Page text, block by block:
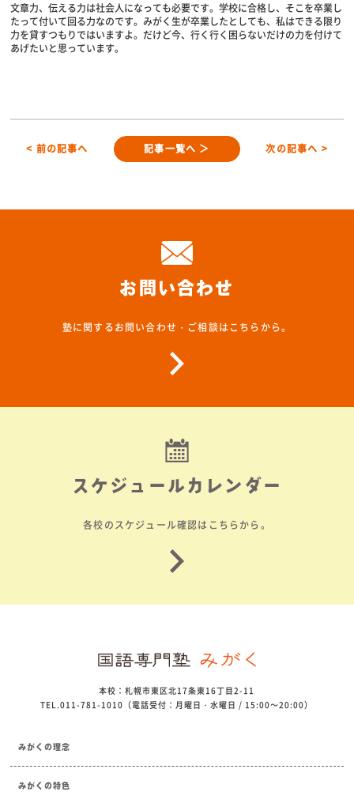
文章力、伝える力は社会人になっても必要です。学校に合格し、そこを卒業し
たって付いて回る力なのです。みがく生が卒業したとしても、私はできる限り
力を貸すつもりではいますよ。だけど今、行く行く困らないだけの力を付けて
あげたいと思っています。
< 前の記事へ 記事一覧へ ＞ 次の記事へ >
お問い合わせ
塾に関するお問い合わせ・ご相談はこちらから。
スケジュールカレンダー
各校のスケジュール確認はこちらから。
本校：札幌市東区北17条東16丁目2-11
TEL.011-781-1010（電話受付：月曜日・水曜日 / 15:00～20:00）
みがくの理念
みがくの特色